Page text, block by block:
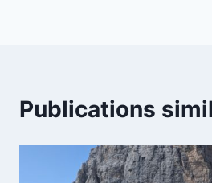
Publications